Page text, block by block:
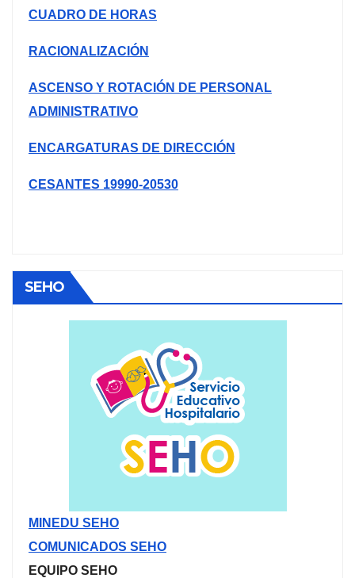
CUADRO DE HORAS
RACIONALIZACIÓN
ASCENSO Y ROTACIÓN DE PERSONAL
ADMINISTRATIVO
ENCARGATURAS DE DIRECCIÓN
CESANTES 19990-20530
SEHO
MINEDU SEHO
COMUNICADOS SEHO
EQUIPO SEHO